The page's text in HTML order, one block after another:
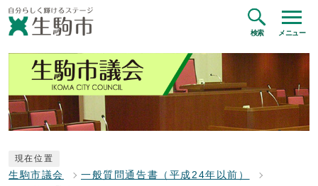
検索 メニュー
現在位置
生駒市議会
一般質問通告書（平成24年以前）